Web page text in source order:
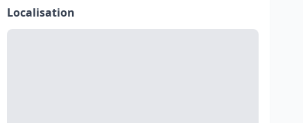
Localisation